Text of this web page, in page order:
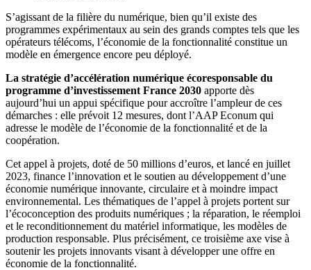
S’agissant de la filière du numérique, bien qu’il existe des
programmes expérimentaux au sein des grands comptes tels que les
opérateurs télécoms, l’économie de la fonctionnalité constitue un
modèle en émergence encore peu déployé.
La stratégie d’accélération numérique écoresponsable du
programme d’investissement France 2030 apporte dès
aujourd’hui un appui spécifique pour accroître l’ampleur de ces
démarches : elle prévoit 12 mesures, dont l’AAP Econum qui
adresse le modèle de l’économie de la fonctionnalité et de la
coopération.
Cet appel à projets, doté de 50 millions d’euros, et lancé en juillet
2023, finance l’innovation et le soutien au développement d’une
économie numérique innovante, circulaire et à moindre impact
environnemental. Les thématiques de l’appel à projets portent sur
l’écoconception des produits numériques ; la réparation, le réemploi
et le reconditionnement du matériel informatique, les modèles de
production responsable. Plus précisément, ce troisième axe vise à
soutenir les projets innovants visant à développer une offre en
économie de la fonctionnalité.